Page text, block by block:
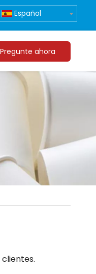
Español
Pregunte ahora